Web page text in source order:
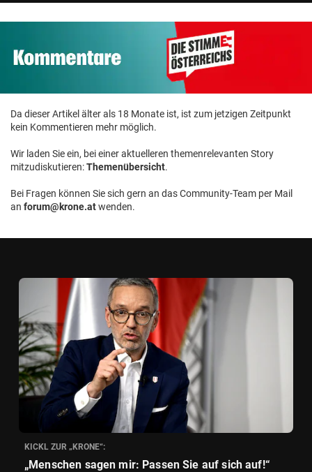
Da dieser Artikel älter als 18 Monate ist, ist zum jetzigen Zeitpunkt
kein Kommentieren mehr möglich.
Wir laden Sie ein, bei einer aktuelleren themenrelevanten Story
mitzudiskutieren:Themenübersicht.
Bei Fragen können Sie sich gern an das Community-Team per Mail
an forum@krone.atwenden.
KICKL ZUR „KRONE“:
„Menschen sagen mir: Passen Sie auf sich auf!“